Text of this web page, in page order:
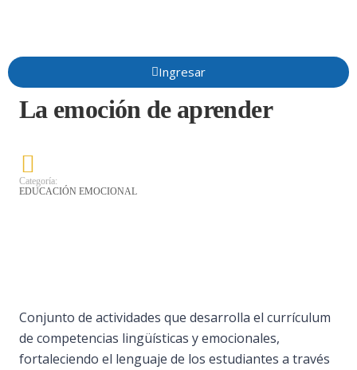
Ingresar
La emoción de aprender
Categoría:
EDUCACIÓN EMOCIONAL
Conjunto de actividades que desarrolla el currículum
de competencias lingüísticas y emocionales,
fortaleciendo el lenguaje de los estudiantes a través